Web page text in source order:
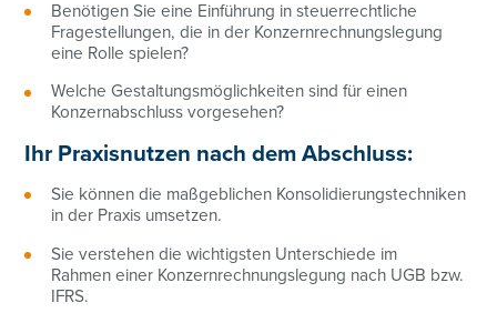
Benötigen Sie eine Einführung in steuerrechtliche
Fragestellungen, die in der Konzernrechnungslegung
eine Rolle spielen?
Welche Gestaltungsmöglichkeiten sind für einen
Konzernabschluss vorgesehen?
Ihr Praxisnutzen nach dem Abschluss:
Sie können die maßgeblichen Konsolidierungstechniken
in der Praxis umsetzen.
Sie verstehen die wichtigsten Unterschiede im
Rahmen einer Konzernrechnungslegung nach UGB bzw.
IFRS.